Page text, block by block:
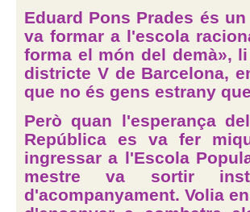
Eduard Pons Prades és
va formar a l'escola
forma el món del demà»,
districte V de Barcelona,
que no és gens estrany
Però quan l'esperança
República es va fer
ingressar a l'Escola
mestre va sortir
d'acompanyament. Volia